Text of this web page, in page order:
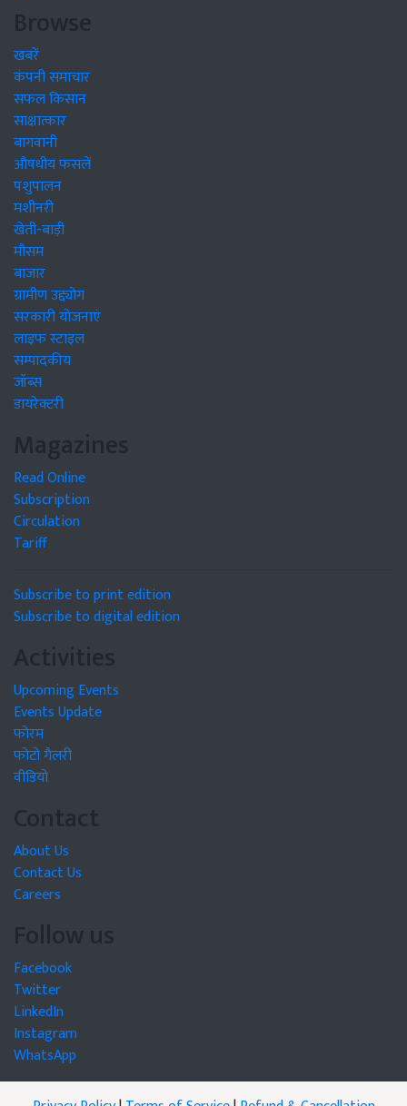
Browse
खबरें
कंपनी समाचार
सफल किसान
साक्षात्कार
बागवानी
औषधीय फसलें
पशुपालन
मशीनरी
खेती-बाड़ी
मौसम
बाजार
ग्रामीण उद्द्योग
सरकारी योजनाएं
लाइफ स्टाइल
सम्पादकीय
जॉब्स
डायरेक्टरी
Magazines
Read Online
Subscription
Circulation
Tariff
Subscribe to print edition
Subscribe to digital edition
Activities
Upcoming Events
Events Update
फोरम
फोटो गैलरी
वीडियो
Contact
About Us
Contact Us
Careers
Follow us
Facebook
Twitter
LinkedIn
Instagram
WhatsApp